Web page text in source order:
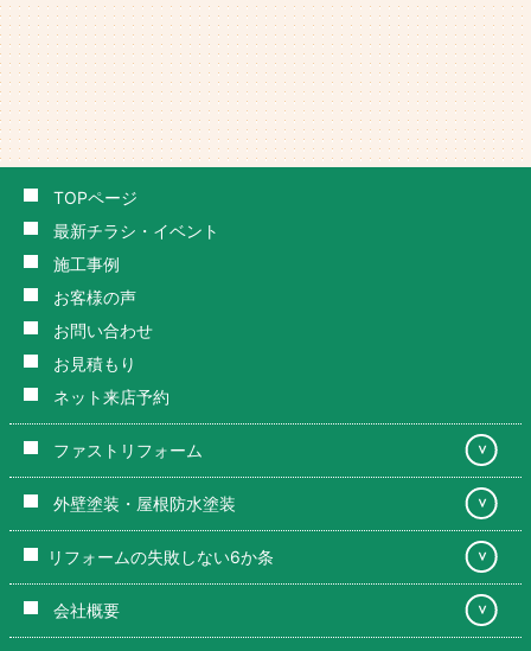
TOPページ
最新チラシ・イベント
施工事例
お客様の声
お問い合わせ
お見積もり
ネット来店予約
ファストリフォーム ＞
外壁塗装・屋根防水塗装 ＞
リフォームの失敗しない6か条 ＞
会社概要 ＞